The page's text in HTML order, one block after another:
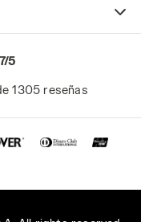
5
1305 reseñas